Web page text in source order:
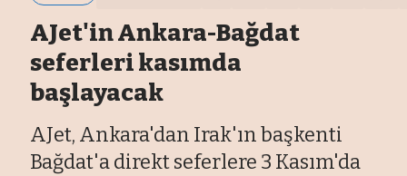
AJet'in Ankara-Bağdat
seferleri kasımda
başlayacak
AJet, Ankara'dan Irak'ın başkenti
Bağdat'a direkt seferlere 3 Kasım'da